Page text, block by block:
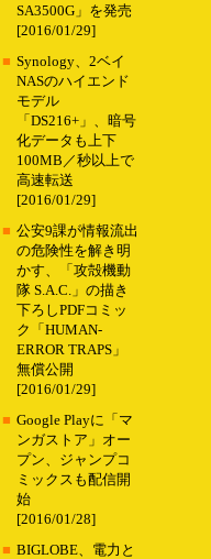
SA3500G」を発売
[2016/01/29]
■ Synology、2ベイ
NASのハイエンド
モデル
「DS216+」、暗号
化データも上下
100MB／秒以上で
高速転送
[2016/01/29]
■ 公安9課が情報流出
の危険性を解き明
かす、「攻殻機動
隊 S.A.C.」の描き
下ろしPDFコミッ
ク「HUMAN-
ERROR TRAPS」
無償公開
[2016/01/29]
■ Google Playに「マ
ンガストア」オー
プン、ジャンプコ
ミックスも配信開
始
[2016/01/28]
■ BIGLOBE、電力と